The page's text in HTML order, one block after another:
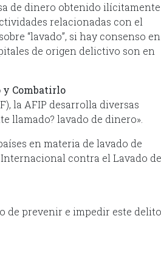
de dinero obtenido ilícitamente
relacionadas con el
“lavado”, si hay consenso
de origen delictivo son en
y Combatirlo
la AFIP desarrolla diversas
llamado? lavado de dinero».
en materia de lavado de
contra el Lavado de
de prevenir e impedir este